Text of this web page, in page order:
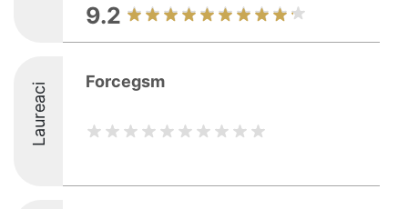
9.2
Laureaci Forcegsm